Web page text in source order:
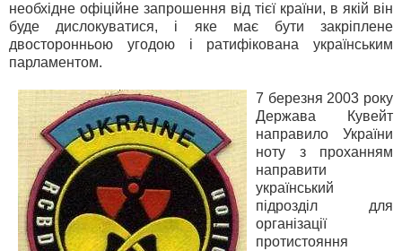
необхідне офіційне запрошення від тієї країни, в якій він
буде дислокуватися, і яке має бути закріплене
двосторонньою угодою і ратифікована українським
парламентом.
7 березня 2003 року
Держава Кувейт
направило України
ноту з проханням
направити
український
підрозділ для
організації
протистояння